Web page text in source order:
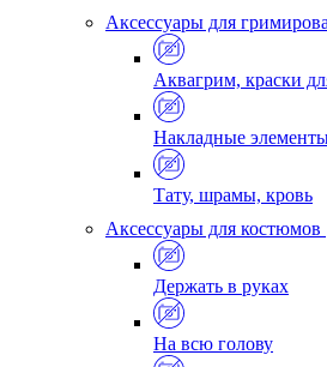
Аксессуары для
Аквагрим, краски
Накладные
Тату, шрамы, кровь
Аксессуары для костюмов
Держать в руках
На всю голову